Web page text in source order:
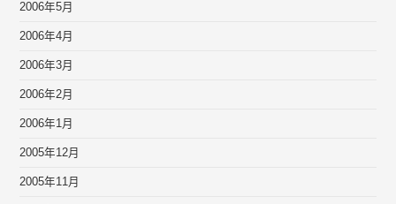
2006年5月
2006年4月
2006年3月
2006年2月
2006年1月
2005年12月
2005年11月